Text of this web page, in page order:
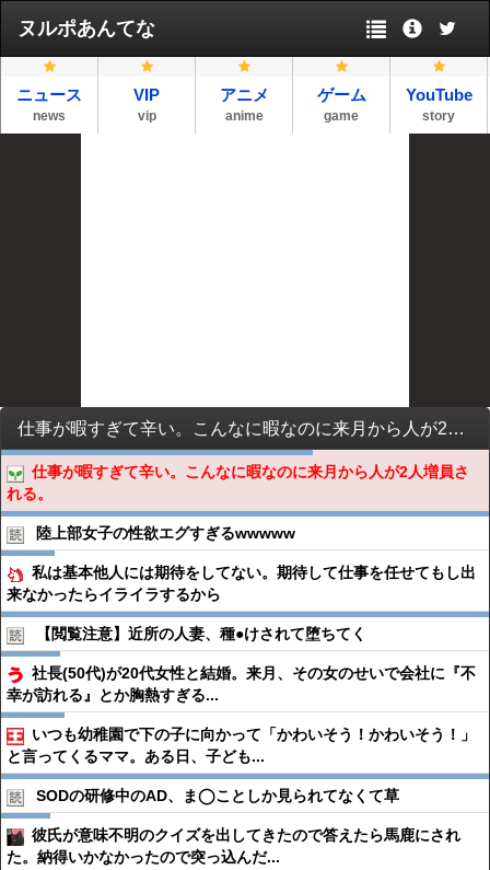
ヌルポあんてな
ニュース
news
VIP
vip
アニメ
anime
ゲーム
game
YouTube
story
仕事が暇すぎて辛い。こんなに暇なのに来月から人が2人増員される。
仕事が暇すぎて辛い。こんなに暇なのに来月から人が2人増員さ
れる。
陸上部女子の性欲エグすぎるwwwww
私は基本他人には期待をしてない。期待して仕事を任せてもし出
来なかったらイライラするから
【閲覧注意】近所の人妻、種●︎けされて堕ちてく
社長(50代)が20代女性と結婚。来月、その女のせいで会社に『不
幸が訪れる』とか胸熱すぎる...
いつも幼稚園で下の子に向かって「かわいそう！かわいそう！」
と言ってくるママ。ある日、子ども...
SODの研修中のAD、ま◯ことしか見られてなくて草
彼氏が意味不明のクイズを出してきたので答えたら馬鹿にされ
た。納得いかなかったので突っ込んだ...